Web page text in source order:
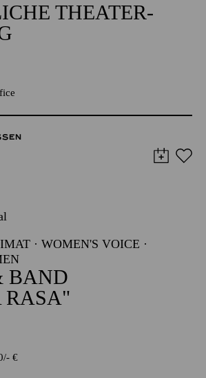
THEATER­
· WOMEN'S VOICE ·
BAND
RASA"
- €